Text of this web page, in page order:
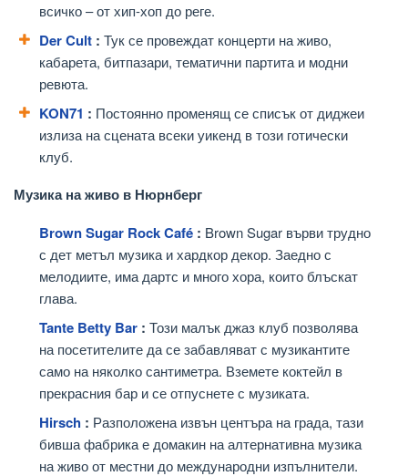
всичко – от хип-хоп до реге.
Der Cult : Тук се провеждат концерти на живо,
кабарета, битпазари, тематични партита и модни
ревюта.
KON71 : Постоянно променящ се списък от диджеи
излиза на сцената всеки уикенд в този готически
клуб.
Музика на живо в Нюрнберг
Brown Sugar Rock Café : Brown Sugar върви трудно
с дет метъл музика и хардкор декор. Заедно с
мелодиите, има дартс и много хора, които блъскат
глава.
Tante Betty Bar : Този малък джаз клуб позволява
на посетителите да се забавляват с музикантите
само на няколко сантиметра. Вземете коктейл в
прекрасния бар и се отпуснете с музиката.
Hirsch : Разположена извън центъра на града, тази
бивша фабрика е домакин на алтернативна музика
на живо от местни до международни изпълнители.